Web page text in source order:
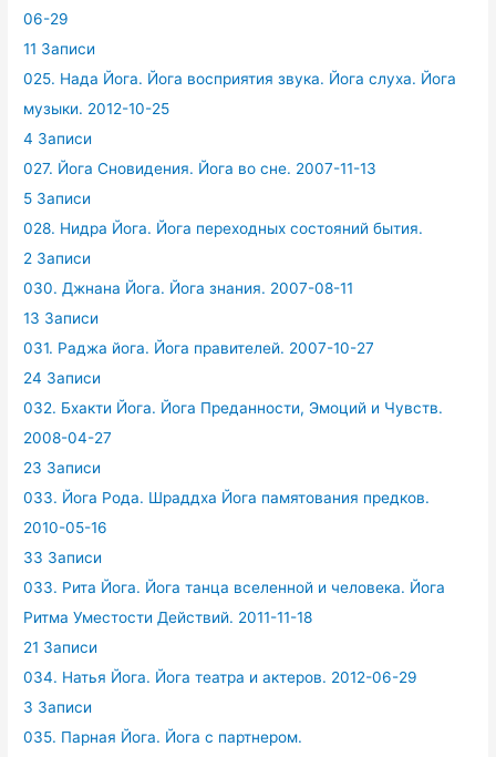
06-29
11 Записи
025. Нада Йога. Йога восприятия звука. Йога слуха. Йога
музыки. 2012-10-25
4 Записи
027. Йога Сновидения. Йога во сне. 2007-11-13
5 Записи
028. Нидра Йога. Йога переходных состояний бытия.
2 Записи
030. Джнана Йога. Йога знания. 2007-08-11
13 Записи
031. Раджа йога. Йога правителей. 2007-10-27
24 Записи
032. Бхакти Йога. Йога Преданности, Эмоций и Чувств.
2008-04-27
23 Записи
033. Йога Рода. Шраддха Йога памятования предков.
2010-05-16
33 Записи
033. Рита Йога. Йога танца вселенной и человека. Йога
Ритма Уместости Действий. 2011-11-18
21 Записи
034. Натья Йога. Йога театра и актеров. 2012-06-29
3 Записи
035. Парная Йога. Йога с партнером.